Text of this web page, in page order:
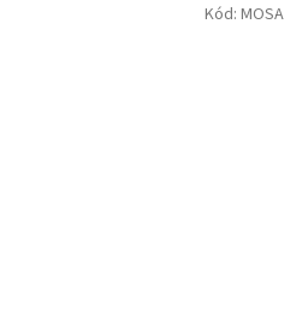
Kód: MOSA